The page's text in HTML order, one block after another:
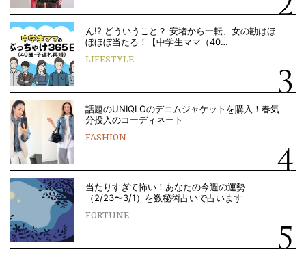
ん!? どういうこと？ 安堵から一転、女の勘はほ
ぼほぼ当たる！【中学生ママ（40…
LIFESTYLE
話題のUNIQLOのデニムジャケットを購入！春気
分投入のコーディネート
FASHION
当たりすぎて怖い！あなたの今週の運勢
（2/23〜3/1）を数秘術占いで占います
FORTUNE